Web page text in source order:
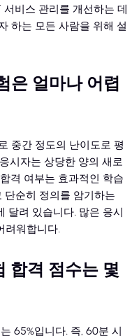
비스 관리를 개선하는 데
하는 모든 사람을 위해 설
은 얼마나 어렵
중간 정도의 난이도로 평
시자는 상당한 양의 새로
격 여부는 효과적인 학습
단순히 정의를 암기하는
달려 있습니다. 많은 응시
려워합니다.
합격 점수는 몇
65%입니다. 즉, 60분 시